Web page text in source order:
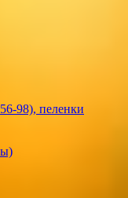
98), пеленки